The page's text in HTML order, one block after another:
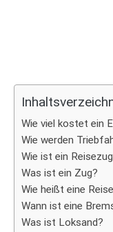
Wie viel kostet ein
Wie werden
Wie ist ein
Was ist ein Zug?
Wie heißt eine
Wann ist eine
Was ist Loksand?